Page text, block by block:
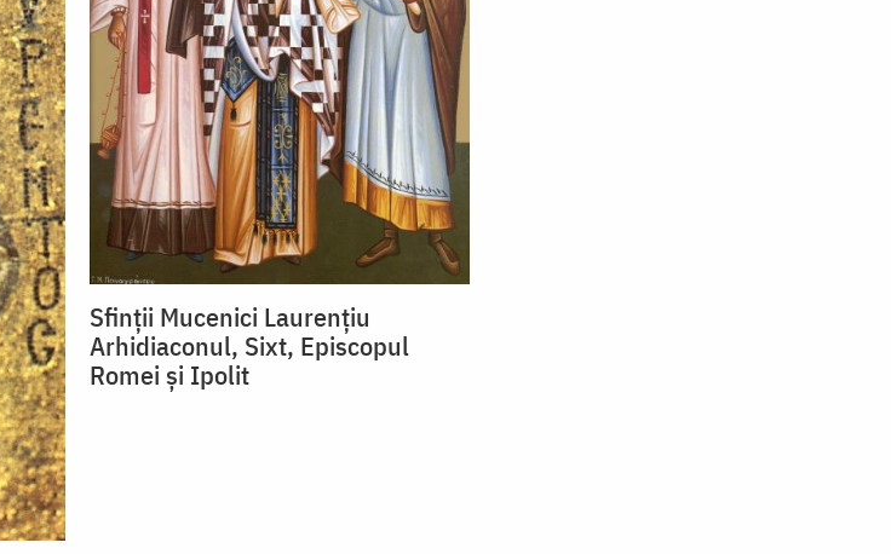
Sfinții Mucenici Laurențiu
Arhidiaconul, Sixt, Episcopul
Romei și Ipolit